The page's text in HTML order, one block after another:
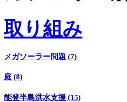
取り組み
メガソーラー問題 (7)
庭 (8)
能登半島洪水支援 (15)